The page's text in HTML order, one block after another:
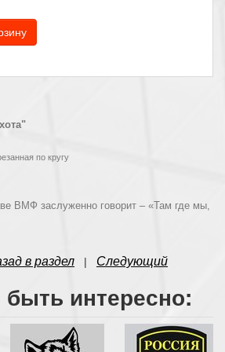
по кругу
ВМФ заслуженно говорит – «Там где мы,
в раздел | Следующий
интересно: